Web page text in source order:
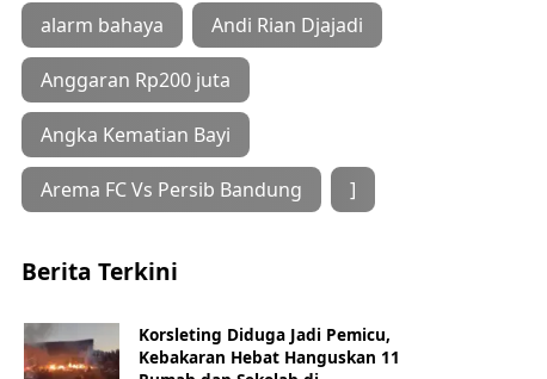
alarm bahaya Andi Rian Djajadi
Anggaran Rp200 juta
Angka Kematian Bayi
Arema FC Vs Persib Bandung ]
Berita Terkini
Korsleting Diduga Jadi Pemicu,
Kebakaran Hebat Hanguskan 11